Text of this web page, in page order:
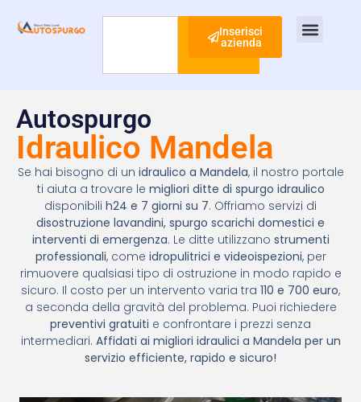
Cerca
Inserisci
azienda
Autospurgo
Idraulico Mandela
Se hai bisogno di un idraulico a Mandela, il nostro portale
ti aiuta a trovare le migliori ditte di spurgo idraulico
disponibili h24 e 7 giorni su 7. Offriamo servizi di
disostruzione lavandini, spurgo scarichi domestici e
interventi di emergenza. Le ditte utilizzano strumenti
professionali, come idropulitrici e videoispezioni, per
rimuovere qualsiasi tipo di ostruzione in modo rapido e
sicuro. Il costo per un intervento varia tra 110 e 700 euro,
a seconda della gravità del problema. Puoi richiedere
preventivi gratuiti e confrontare i prezzi senza
intermediari. Affidati ai migliori idraulici a Mandela per un
servizio efficiente, rapido e sicuro!